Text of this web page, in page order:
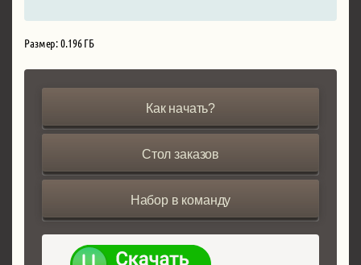
Размер: 0.196 ГБ
Как начать?
Стол заказов
Набор в команду